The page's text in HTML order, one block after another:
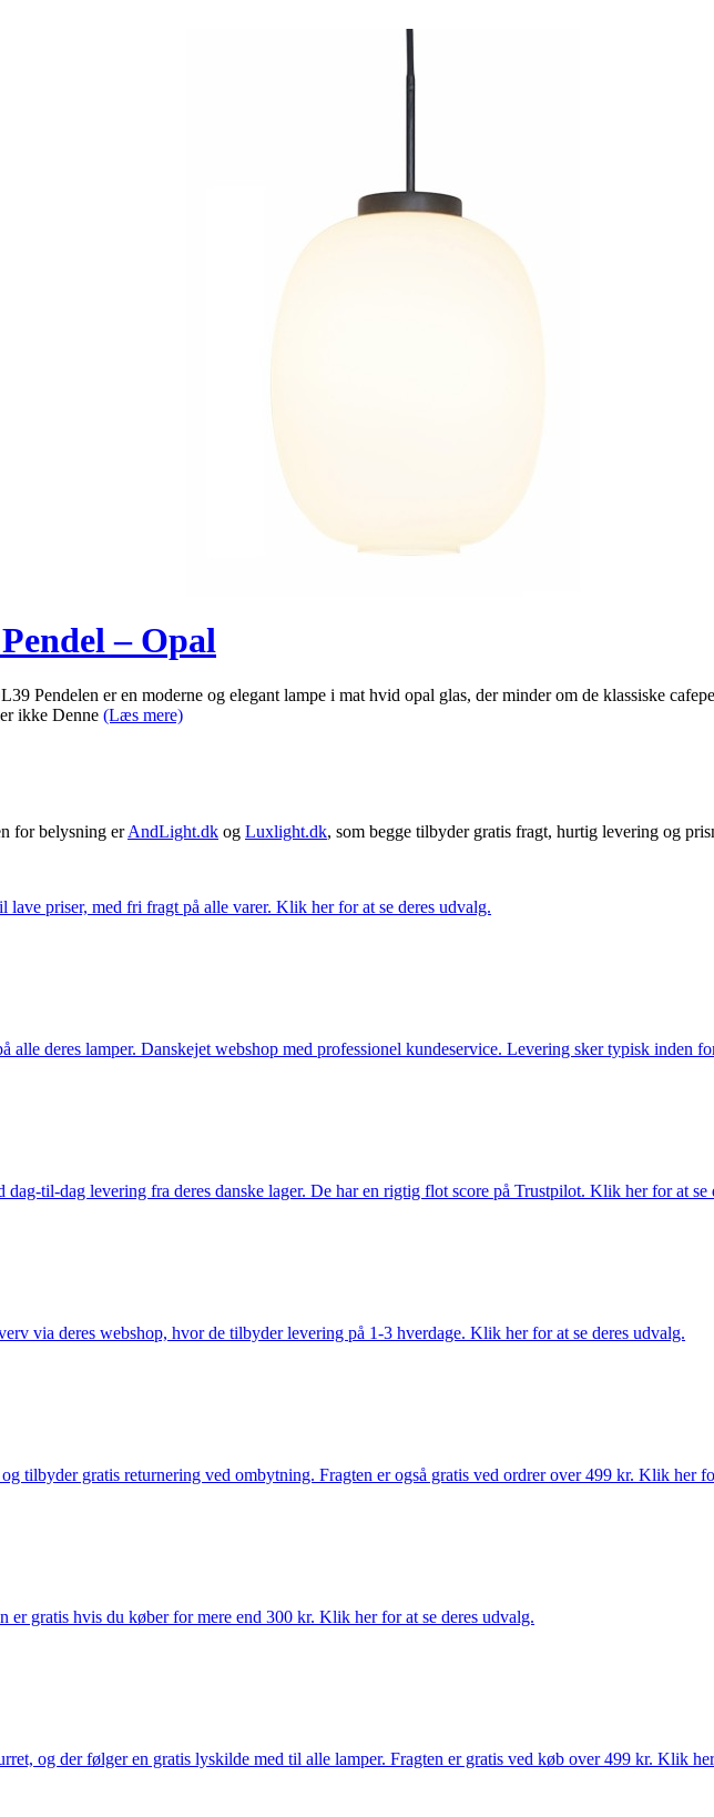
– Opal
Pendelen er en moderne og elegant lampe i mat hvid opal glas, der minder om de klassiske
ikke Denne (Læs mere)
for belysning erAndLight.dk og Luxlight.dk, som begge tilbyder gratis fragt, hurtig levering og
priser, med fri fragt på alle varer. Klik her for at se deres udvalg.
deres lamper. Danskejet webshop med professionel kundeservice. Levering sker typisk inden
til-dag levering fra deres danske lager. De har en rigtig flot score på Trustpilot. Klik her for at se
via deres webshop, hvor de tilbyder levering på 1-3 hverdage. Klik her for at se deres udvalg.
tilbyder gratis returnering ved ombytning. Fragten er også gratis ved ordrer over 499 kr. Klik her
er gratis hvis du køber for mere end 300 kr. Klik her for at se deres udvalg.
og der følger en gratis lyskilde med til alle lamper. Fragten er gratis ved køb over 499 kr. Klik